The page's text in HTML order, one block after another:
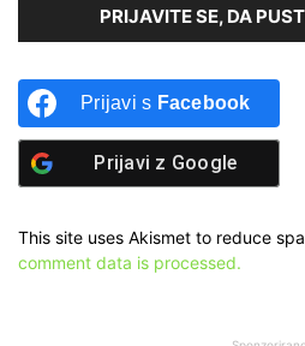
PRIJAVITE SE, DA
Prijavi s Facebook
Prijavi z Google
This site uses Akismet to reduce
comment data is processed.